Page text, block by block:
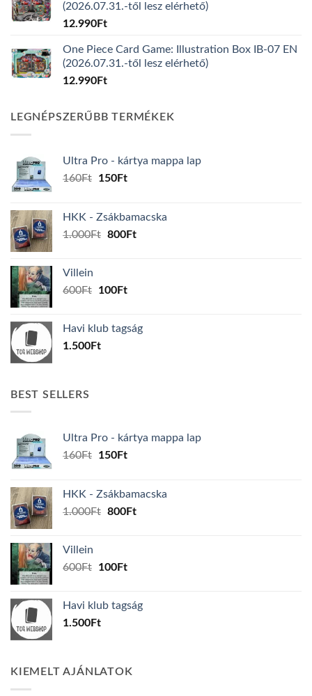
(2026.07.31.-től lesz elérhető)
12.990Ft
One Piece Card Game: Illustration Box IB-07 EN
(2026.07.31.-től lesz elérhető)
12.990Ft
LEGNÉPSZERŰBB TERMÉKEK
Ultra Pro - kártya mappa lap
160Ft
Original
160Ft.
150FtCurrent
150Ft.
HKK - Zsákbamacska
1.000Ft Original
800FtCurrent
Villein
600Ft
Original
600Ft.
100FtCurrent
100Ft.
Havi klub tagság
1.500Ft
BEST SELLERS
Ultra Pro - kártya mappa lap
160Ft
Original
160Ft.
150FtCurrent
150Ft.
HKK - Zsákbamacska
1.000Ft Original
800FtCurrent
Villein
600Ft
Original
600Ft.
100FtCurrent
100Ft.
Havi klub tagság
1.500Ft
KIEMELT AJÁNLATOK